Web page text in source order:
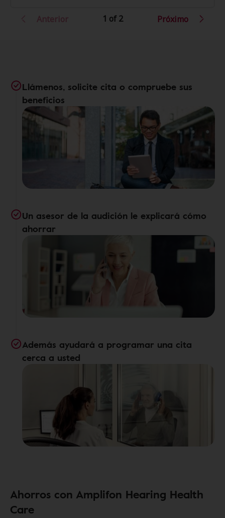
Anterior 1 of 2 Próximo
Llámenos, solicite cita o compruebe sus
beneficios
Un asesor de la audición le explicará cómo
ahorrar
Además ayudará a programar una cita
cerca a usted
Ahorros con Amplifon Hearing Health
Care